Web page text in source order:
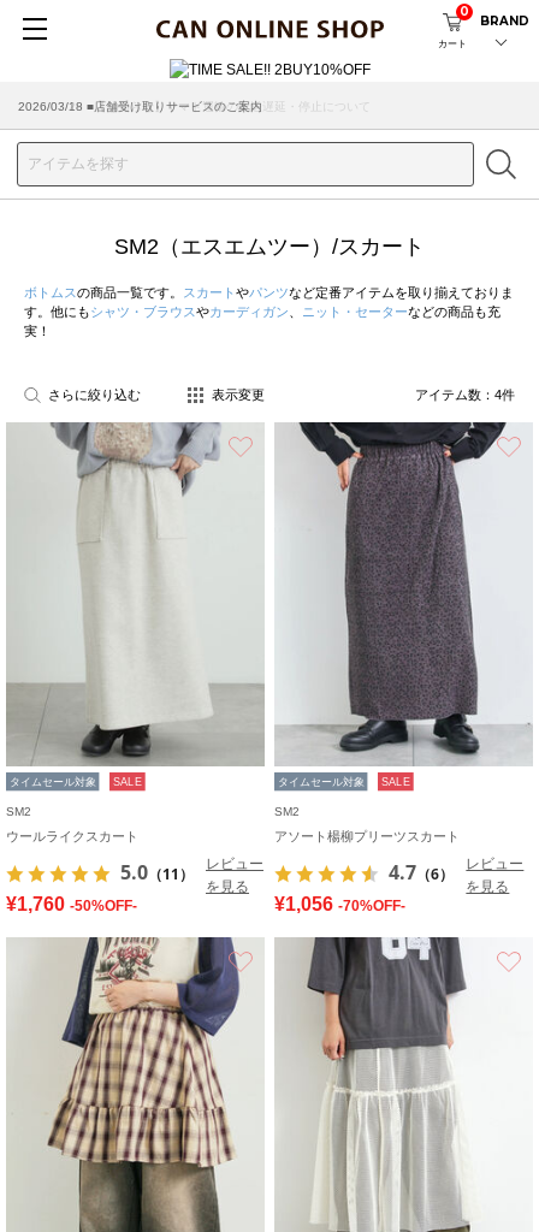
カート
0
BRAND
2026/03/18 ■店舗受け取りサービスのご案内
SM2（エスエムツー）/スカート
ボトムスの商品一覧です。 スカート やパンツなど定番アイテムを取り揃えておりま
す。他にもシャツ・ブラウスやカーディガン ニット・セーターなどの商品も充
実！
さらに絞り込む 表示変更 アイテム数： 4件
お気に入り
タイムセール対象 SALE
SM2
ウールライクスカート
5.0 （11）
レビュー
を見る
¥1,760 -50%OFF-
タイムセール対象 SALE
SM2
アソート楊柳プリーツスカート
4.7 （6）
レビュー
を見る
¥1,056 -70%OFF-
お気に入り